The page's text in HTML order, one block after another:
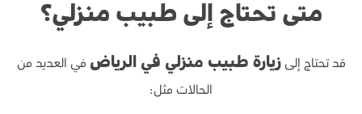
متى تحتاج إلى طبيب منزلي؟
قد تحتاج إلىزيارة طبيب منزلي في الرياض في العديد من
الحالات مثل: